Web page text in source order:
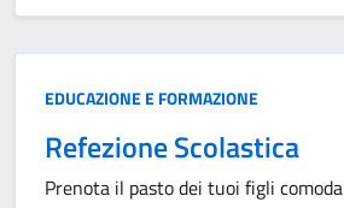
Categoria:
EDUCAZIONE E FORMAZIONE
Refezione Scolastica
Prenota il pasto dei tuoi figli